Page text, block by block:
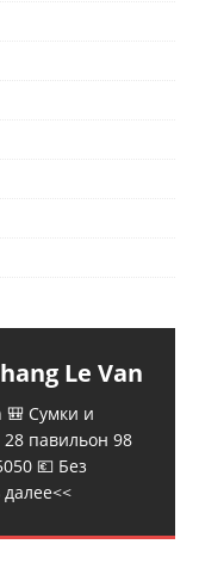
Le Van
🎒 Сумки и
павильон 98
💶 Без